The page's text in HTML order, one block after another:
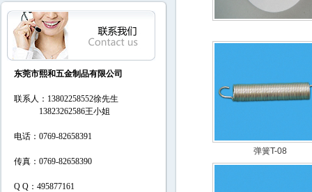
东莞市熙和五金制品有限公司
联系人：13802258552徐先生
13823262586王小姐
电话：0769-82658391
传真：0769-82658390
Q Q：495877161
弹簧T-08